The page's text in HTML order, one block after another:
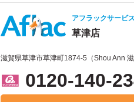
アフラックサービ
草津店
滋賀県草津市草津町1874-5（Shou Ann 滋
0120-140-